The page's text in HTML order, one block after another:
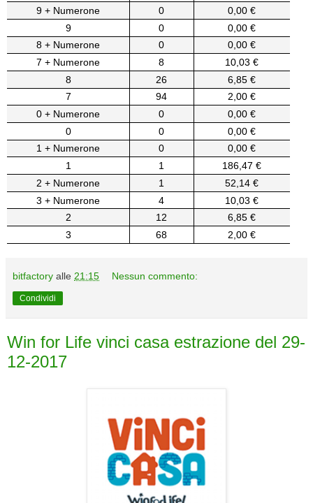
9 + Numerone
0
0,00 €
9
0
0,00 €
8 + Numerone
0
0,00 €
7 + Numerone
8
10,03 €
8
26
6,85 €
7
94
2,00 €
0 + Numerone
0
0,00 €
0
0
0,00 €
1 + Numerone
0
0,00 €
1
1
186,47 €
2 + Numerone
1
52,14 €
3 + Numerone
4
10,03 €
2
12
6,85 €
3
68 2,00 €
bitfactory alle 21:15 Nessun commento:
Condividi
Win for Life vinci casa estrazione del 29-
12-2017